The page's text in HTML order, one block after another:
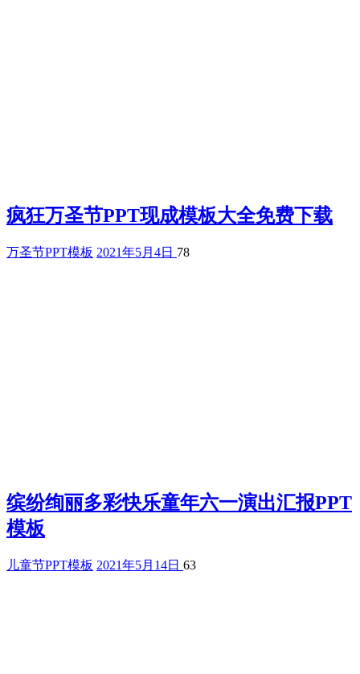
疯狂万圣节PPT现成模板大全免费下载
万圣节PPT模板 2021年5月4日 78
缤纷绚丽多彩快乐童年六一演出汇报PPT
模板
儿童节PPT模板 2021年5月14日 63